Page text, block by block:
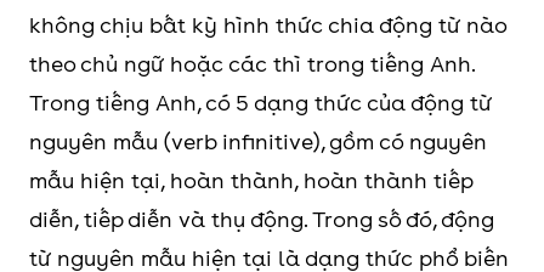
không chịu bất kỳ hình thức chia động từ nào
theo chủ ngữ hoặc các thì trong tiếng Anh.
Trong tiếng Anh, có 5 dạng thức của động từ
nguyên mẫu (verb infinitive), gồm có nguyên
mẫu hiện tại, hoàn thành, hoàn thành tiếp
diễn, tiếp diễn và thụ động. Trong số đó, động
từ nguyên mẫu hiện tại là dạng thức phổ biến